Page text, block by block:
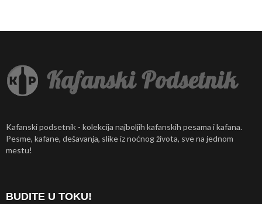
Kafanski podsetnik - kolekcija najboljih kafanskih pesama i kafana.
Pesme, kafane, dešavanja, slike iz noćnog života, sve na jednom
mestu!
BUDITE U TOKU!